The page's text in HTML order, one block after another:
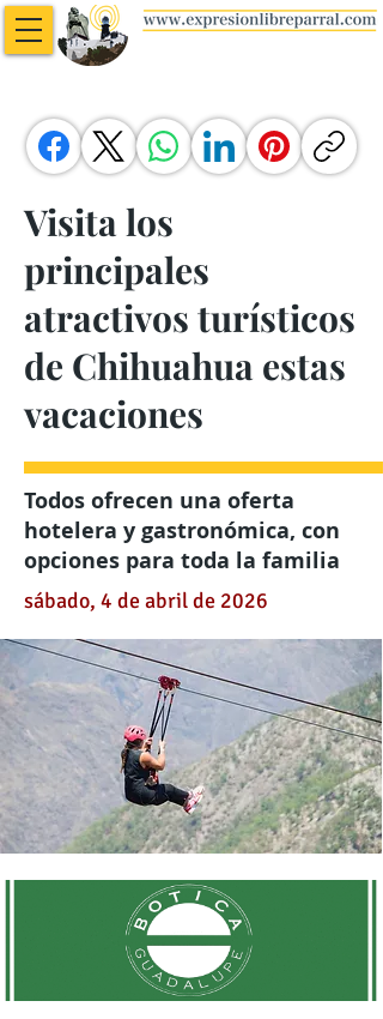
Visita los
principales
atractivos turísticos
de Chihuahua estas
vacaciones
Todos ofrecen una oferta
hotelera y gastronómica, con
opciones para toda la familia
sábado, 4 de abril de 2026